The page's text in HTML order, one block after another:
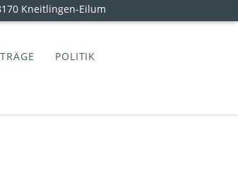
Kneitlingen-Eilum
POLITIK